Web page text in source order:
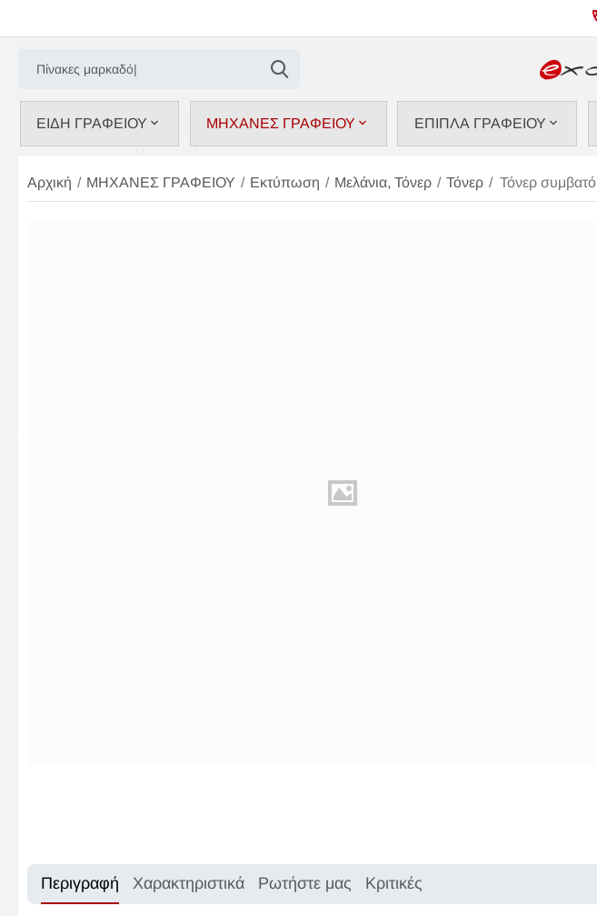
ΕΙΔΗ ΓΡΑΦΕΙΟΥ ΜΗΧΑΝΕΣ ΓΡΑΦΕΙΟΥ ΕΠΙΠΛΑ ΓΡΑΦΕΙΟΥ
Αρχική / ΜΗΧΑΝΕΣ ΓΡΑΦΕΙΟΥ / Εκτύπωση / Μελάνια, Τόνερ / Τόνερ / Τόνερ
Περιγραφή Χαρακτηριστικά Ρωτήστε μας Κριτικές